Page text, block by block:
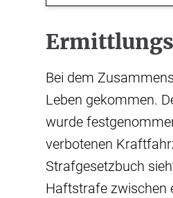
Bei dem
Leben gekommen.
wurde
verbotenen
Strafgesetzbuch
Haftstrafe zwischen